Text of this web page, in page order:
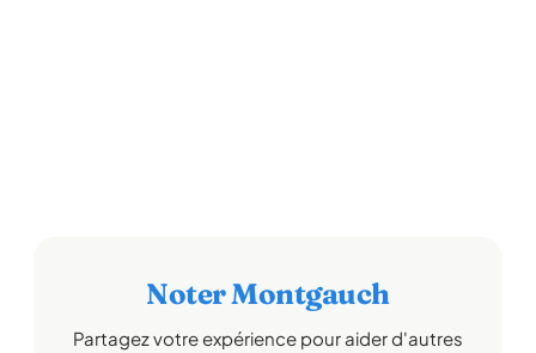
Noter Montgauch
Partagez votre expérience pour aider d'autres